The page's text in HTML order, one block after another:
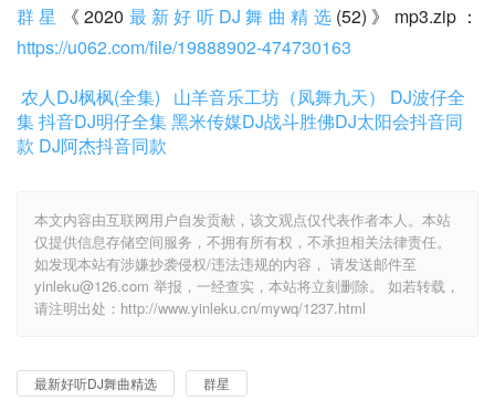
群星
《2020 最新好听DJ舞曲精选 (52)》mp3.zip：
https://u062.com/file/19888902-474730163
农人DJ枫枫(全集)
山羊音乐工坊（凤舞九天）
DJ波仔全
集抖音DJ明仔全集黑米传媒DJ战斗胜佛DJ太阳会抖音同
款 DJ阿杰抖音同款
本文内容由互联网用户自发贡献，该文观点仅代表作者本人。本站
仅提供信息存储空间服务，不拥有所有权，不承担相关法律责任。
如发现本站有涉嫌抄袭侵权/违法违规的内容， 请发送邮件至
yinleku@126.com 举报，一经查实，本站将立刻删除。 如若转载，
请注明出处：http://www.yinleku.cn/mywq/1237.html
最新好听DJ舞曲精选 群星